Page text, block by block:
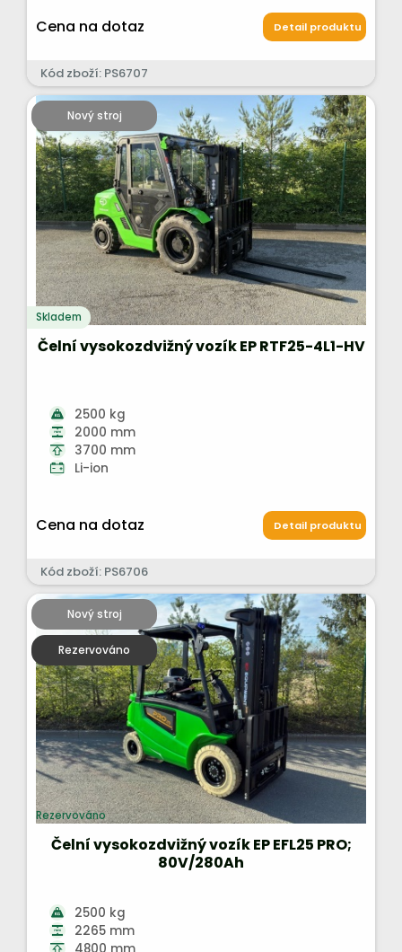
Cena na dotaz Detail produktu
Kód zboží: PS6707
Nový stroj
Skladem
Čelní vysokozdvižný vozík EP RTF25-4L1-HV
2500 kg
2000 mm
3700 mm
Li-ion
Cena na dotaz Detail produktu
Kód zboží: PS6706
Nový stroj
Rezervováno
Rezervováno
Čelní vysokozdvižný vozík EP EFL25 PRO;
80V/280Ah
2500 kg
2265 mm